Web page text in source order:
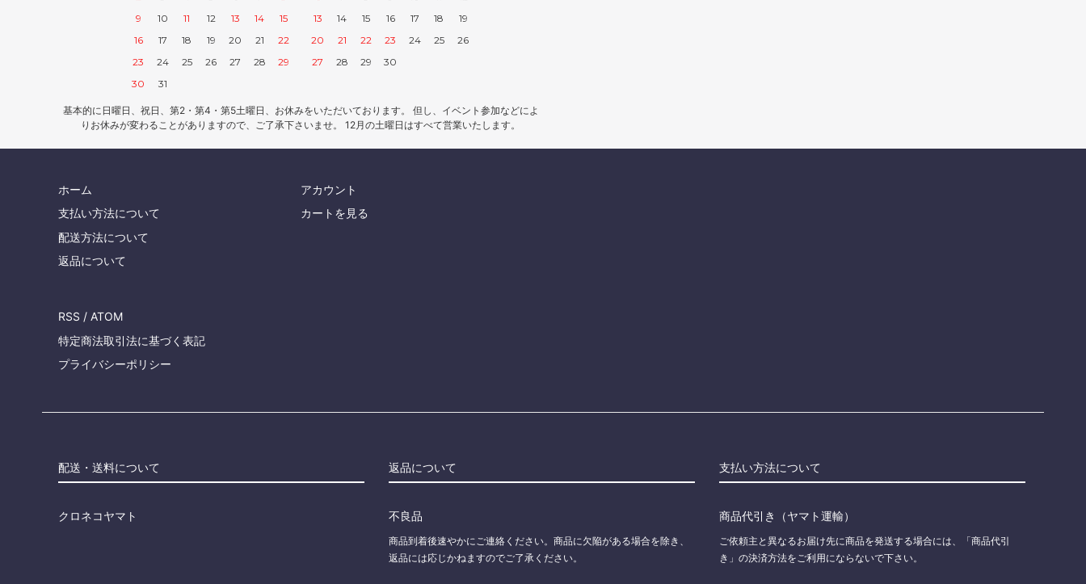
9
10 11 12 13 14
15
16
17 18 19 20 21
22
23
24 25 26 27 28
29
30
31
13
14 15 16 17 18
19
20
21 22 23 24 25
26
27
28 29 30
基本的に日曜日、祝日、第2・第4・第5土曜日、お休みをいただいております。 但し、イベント参加などによ
りお休みが変わることがありますので、ご了承下さいませ。 12月の土曜日はすべて営業いたします。
ホーム
支払い方法について
配送方法について
返品について
アカウント
カートを見る
RSS / ATOM
特定商法取引法に基づく表記
プライバシーポリシー
配送・送料について
クロネコヤマト
返品について
不良品
商品到着後速やかにご連絡ください。商品に欠陥がある場合を除き、
返品には応じかねますのでご了承ください。
支払い方法について
商品代引き（ヤマト運輸）
ご依頼主と異なるお届け先に商品を発送する場合には、「商品代引
き」の決済方法をご利用にならないで下さい。